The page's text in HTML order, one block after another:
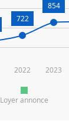
Loyer annonce
2022 2023
722
854